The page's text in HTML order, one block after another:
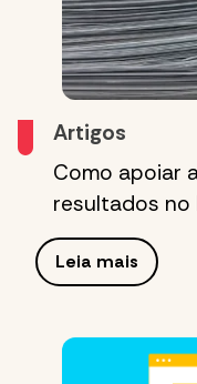
Artigos
Como apoiar
resultados no
Leia mais